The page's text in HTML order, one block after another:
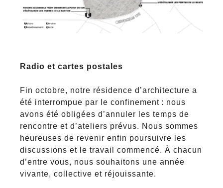
Radio et cartes postales
Fin octobre, notre résidence d’architecture a
été interrompue par le confinement : nous
avons été obligées d’annuler les temps de
rencontre et d’ateliers prévus. Nous sommes
heureuses de revenir enfin poursuivre les
discussions et le travail commencé. À chacun
d’entre vous, nous souhaitons une année
vivante, collective et réjouissante.